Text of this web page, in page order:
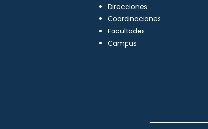
Direcciones
Coordinaciones
Facultades
Campus